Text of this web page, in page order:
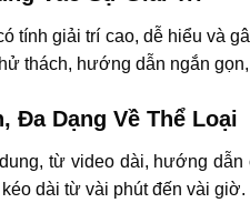
tính giải trí cao, dễ hiểu và
thách, hướng dẫn ngắn
Đa Dạng Về Thể Loại
từ video dài, hướng
dài từ vài phút đến vài giờ.